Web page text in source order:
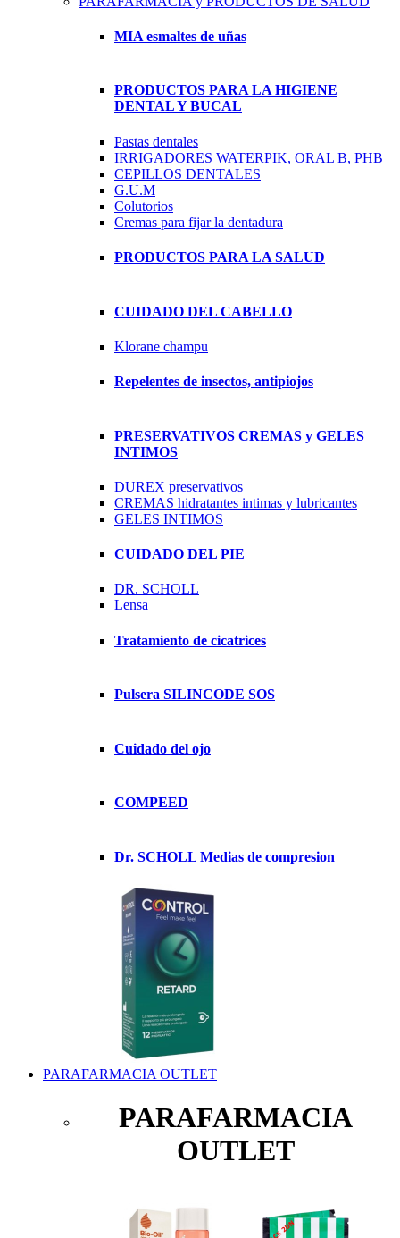
MIA esmaltes de uñas
PRODUCTOS PARA LA HIGIENE
DENTAL Y BUCAL
Pastas dentales
IRRIGADORES WATERPIK, ORAL B, PHB
CEPILLOS DENTALES
G.U.M
Colutorios
Cremas para fijar la dentadura
PRODUCTOS PARA LA SALUD
CUIDADO DEL CABELLO
Klorane champu
Repelentes de insectos, antipiojos
PRESERVATIVOS CREMAS y GELES
INTIMOS
DUREX preservativos
CREMAS hidratantes intimas y lubricantes
GELES INTIMOS
CUIDADO DEL PIE
DR. SCHOLL
Lensa
Tratamiento de cicatrices
Pulsera SILINCODE SOS
Cuidado del ojo
COMPEED
Dr. SCHOLL Medias de compresion
PARAFARMACIA OUTLET
PARAFARMACIA
OUTLET